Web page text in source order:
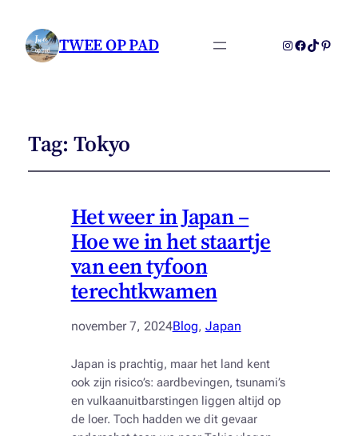
TWEE OP PAD Instagram
Facebook
TikTok
Tag: Tokyo
Het weer in Japan –
Hoe we in het staartje
van een tyfoon
terechtkwamen
november 7, 2024Blog, Japan
Japan is prachtig, maar het land kent
ook zijn risico’s: aardbevingen, tsunami’s
en vulkaanuitbarstingen liggen altijd op
de loer. Toch hadden we dit gevaar